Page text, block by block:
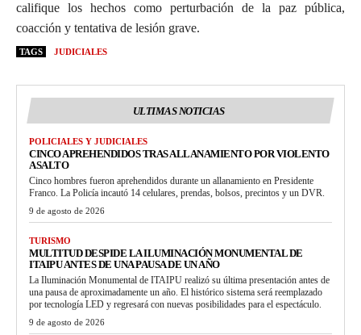
califique los hechos como perturbación de la paz pública,
coacción y tentativa de lesión grave.
TAGS JUDICIALES
ULTIMAS NOTICIAS
POLICIALES Y JUDICIALES
CINCO APREHENDIDOS TRAS ALLANAMIENTO POR VIOLENTO
ASALTO
Cinco hombres fueron aprehendidos durante un allanamiento en Presidente
Franco. La Policía incautó 14 celulares, prendas, bolsos, precintos y un DVR.
9 de agosto de 2026
TURISMO
MULTITUD DESPIDE LA ILUMINACIÓN MONUMENTAL DE
ITAIPU ANTES DE UNA PAUSA DE UN AÑO
La Iluminación Monumental de ITAIPU realizó su última presentación antes de
una pausa de aproximadamente un año. El histórico sistema será reemplazado
por tecnología LED y regresará con nuevas posibilidades para el espectáculo.
9 de agosto de 2026